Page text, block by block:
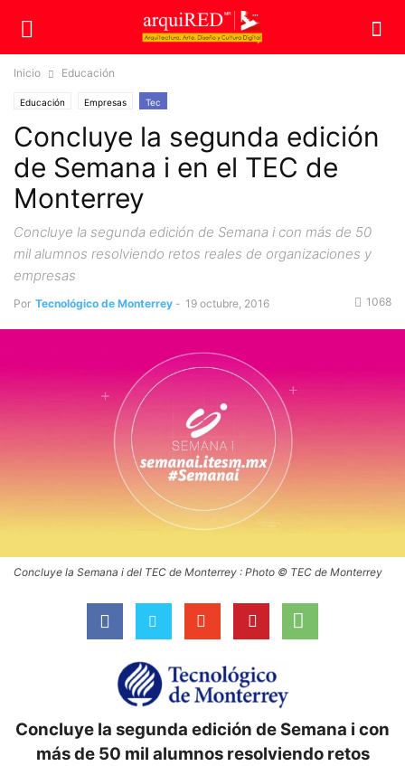
Inicio Educación
Educación Empresas Tec
Concluye la segunda edición
de Semana i en el TEC de
Monterrey
Concluye la segunda edición de Semana i con más de 50
mil alumnos resolviendo retos reales de organizaciones y
empresas
Por Tecnológico de Monterrey - 19 octubre, 2016 1068
Concluye la Semana i del TEC de Monterrey : Photo © TEC de Monterrey
Concluye la segunda edición de Semana i con
más de 50 mil alumnos resolviendo retos